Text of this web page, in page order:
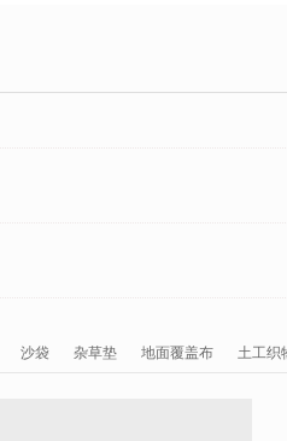
沙袋 杂草垫 地面覆盖布 土工织